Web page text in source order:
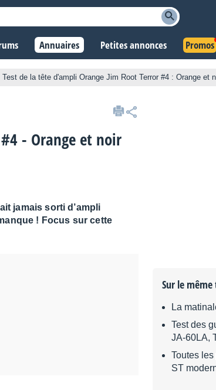
Annuaires Petites annonces Promos
Test de la tête d'ampli Orange Jim Root Terror #4 : Orange et
- Orange et noir
jamais sorti d’ampli
! Focus sur cette
Sur le
La
Test des
JA-60LA,
Toutes
ST